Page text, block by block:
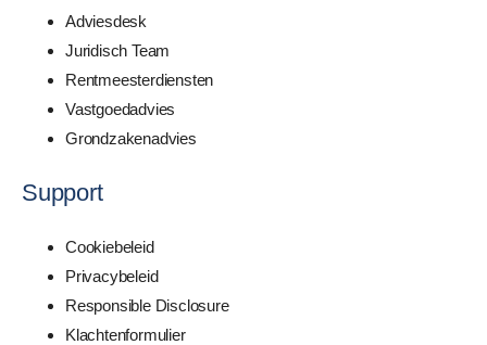
Adviesdesk
Juridisch Team
Rentmeesterdiensten
Vastgoedadvies
Grondzakenadvies
Support
Cookiebeleid
Privacybeleid
Responsible Disclosure
Klachtenformulier